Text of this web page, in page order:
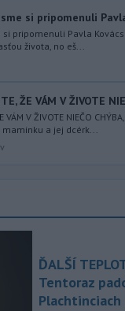
si pripomenuli
pripomenuli Pavla
života, no eš...
ŽE VÁM V ŽIVOTE
V ŽIVOTE NIEČO
a jej dcérk...
ĎALŠÍ
Tentoraz
Plachtinciach